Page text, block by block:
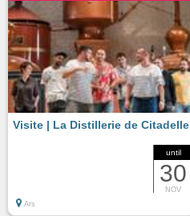
until
30
NOV
Visite | La Distillerie de Citadelle
Ars